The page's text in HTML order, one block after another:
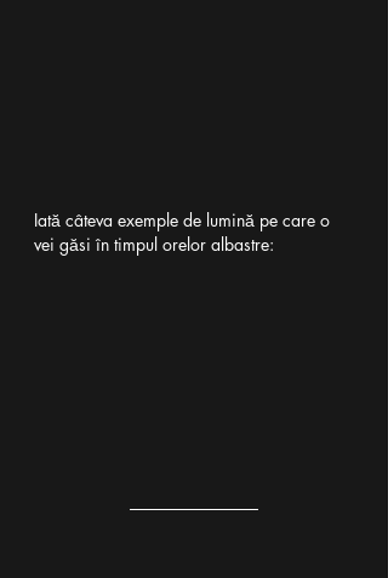
Iată câteva exemple de lumină pe care o
vei găsi în timpul orelor albastre: